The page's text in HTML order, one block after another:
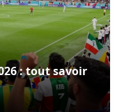
: tout savoir